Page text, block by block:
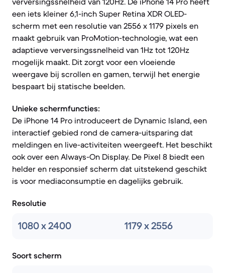
een iets kleiner 6,1-inch Super Retina XDR OLED-
scherm met een resolutie van 2556 x 1179 pixels en
maakt gebruik van ProMotion-technologie, wat een
adaptieve verversingssnelheid van 1Hz tot 120Hz
mogelijk maakt. Dit zorgt voor een vloeiende
weergave bij scrollen en gamen, terwijl het energie
bespaart bij statische beelden.
Unieke schermfuncties:
De iPhone 14 Pro introduceert de Dynamic Island, een
interactief gebied rond de camera-uitsparing dat
meldingen en live-activiteiten weergeeft. Het beschikt
ook over een Always-On Display. De Pixel 8 biedt een
helder en responsief scherm dat uitstekend geschikt
is voor mediaconsumptie en dagelijks gebruik.
Resolutie
1080 x 2400 1179 x 2556
Soort scherm